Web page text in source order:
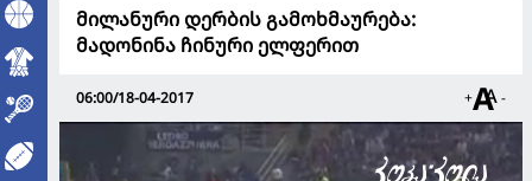
მილანური დერბის გამოხმაურება:
მადონინა ჩინური ელფერით
06:00/18-04-2017 + -